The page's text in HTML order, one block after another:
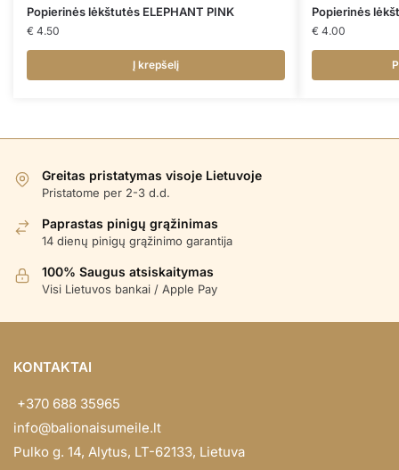
Popierinės lėkštutės ELEPHANT PINK
€ 4.50
Į krepšelį
Popierinės
€ 4.00
Greitas pristatymas visoje Lietuvoje
Pristatome per 2-3 d.d.
Paprastas pinigų grąžinimas
14 dienų pinigų grąžinimo garantija
100% Saugus atsiskaitymas
Visi Lietuvos bankai / Apple Pay
KONTAKTAI
+370 688 35965
info@balionaisumeile.lt
Pulko g. 14, Alytus, LT-62133, Lietuva